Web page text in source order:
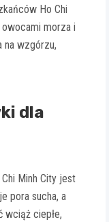
Ho Chi
morza i
na wzgórzu,
dla
Minh City jest
pora sucha, a
wciąż ciepłe,